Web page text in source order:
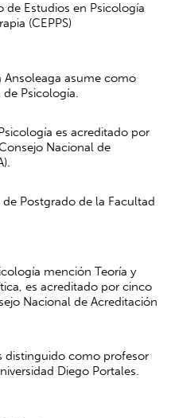
de Estudios en Psicología
(CEPPS)
Ansoleaga asume como
de Psicología.
es acreditado por
Nacional de
de Postgrado de la Facultad
mención Teoría y
es acreditado por cinco
Nacional de Acreditación
distinguido como profesor
Diego Portales.